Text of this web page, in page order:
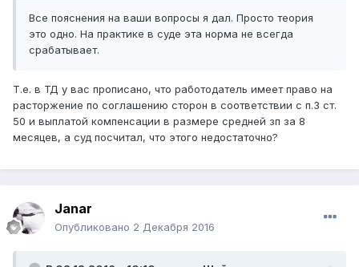
Все пояснения на ваши вопросы я дал. Просто теория
это одно. На практике в суде эта норма не всегда
срабатывает.
Т.е. в ТД у вас прописано, что работодатель имеет право на
расторжение по соглашению сторон в соответствии с п.3 ст.
50 и выплатой компенсации в размере средней зп за 8
месяцев, а суд посчитал, что этого недостаточно?
Janar
Опубликовано 2 Декабря 2016